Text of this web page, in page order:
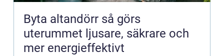
Byta altandörr så görs
uterummet ljusare, säkrare och
mer energieffektivt